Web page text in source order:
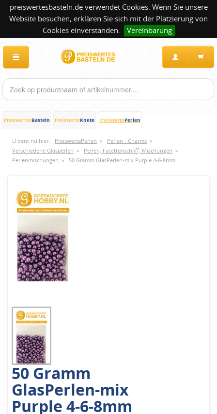
preiswertesbasteln.de verwendet Cookies. Wenn Sie unsere
Website besuchen, erklären Sie sich mit der Platzierung von
Cookies einverstanden.
Vereinbarung
PreiswertesBasteln PreiswerteKnete PreiswertePerlen
U bent nu hier: PreiswertePerlen » Perlen - Charms »
Verschiedene Glasperlen » Perlen, Facettenschliff, Mischungen »
Perlenmischungen » 50 Gramm GlasPerlen-mix Purple 4-6-8mm
50 Gramm
GlasPerlen-mix
Purple 4-6-8mm